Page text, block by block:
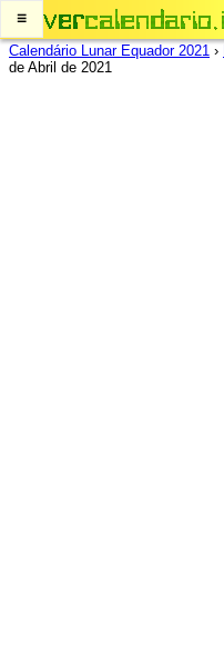
≡
Calendário Lunar Equador 2021 ›
de Abril de 2021